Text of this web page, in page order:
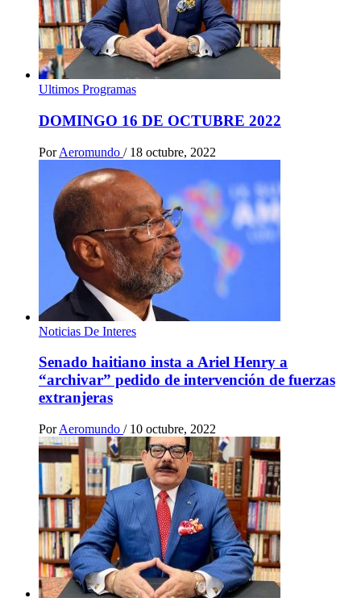
Ultimos Programas
DOMINGO 16 DE OCTUBRE 2022
Por Aeromundo / 18 octubre, 2022
Noticias De Interes
Senado haitiano insta a Ariel Henry a
“archivar” pedido de intervención de fuerzas
extranjeras
Por Aeromundo / 10 octubre, 2022